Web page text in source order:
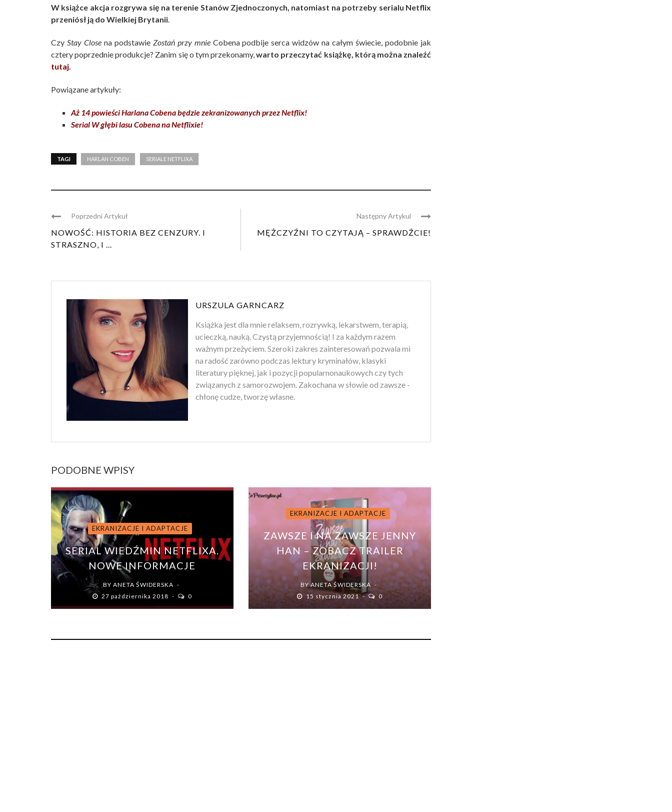
W książce akcja rozgrywa się na terenie Stanów Zjednoczonych, natomiast na potrzeby serialu Netflix
przeniósł ją do Wielkiej Brytanii.
Czy Stay Closena podstawie Zostań przy mnieCobena podbije serca widzów na całym świecie, podobnie jak
cztery poprzednie produkcje? Zanim się o tym przekonamy,warto przeczytać książkę, którą można znaleźć
tutaj.
Powiązane artykuły:
Aż 14 powieści Harlana Cobena będzie zekranizowanych przez Netflix!
Serial W głębi lasu Cobena na Netflixie!
TAGI HARLAN COBEN SERIALE NETFLIXA
Poprzedni Artykuł
NOWOŚĆ: HISTORIA BEZ CENZURY. I
STRASZNO, I ...
Następny Artykul
MĘŻCZYŹNI TO CZYTAJĄ – SPRAWDŹCIE!
URSZULA GARNCARZ
Książka jest dla mnie relaksem, rozrywką, lekarstwem, terapią,
ucieczką, nauką. Czystą przyjemnością! I za każdym razem
ważnym przeżyciem. Szeroki zakres zainteresowań pozwala mi
na radość zarówno podczas lektury kryminałów, klasyki
literatury pięknej, jak i pozycji popularnonaukowych czy tych
związanych z samorozwojem. Zakochana w słowie od zawsze -
chłonę cudze, tworzę własne.
PODOBNE WPISY
EKRANIZACJE I ADAPTACJE
SERIAL WIEDŹMIN NETFLIXA.
NOWE INFORMACJE
BY ANETA ŚWIDERSKA
27 października 2018
0
EKRANIZACJE I ADAPTACJE
ZAWSZE I NA ZAWSZE JENNY
HAN – ZOBACZ TRAILER
EKRANIZACJI!
BYANETA ŚWIDERSKA
15 stycznia 2021
0